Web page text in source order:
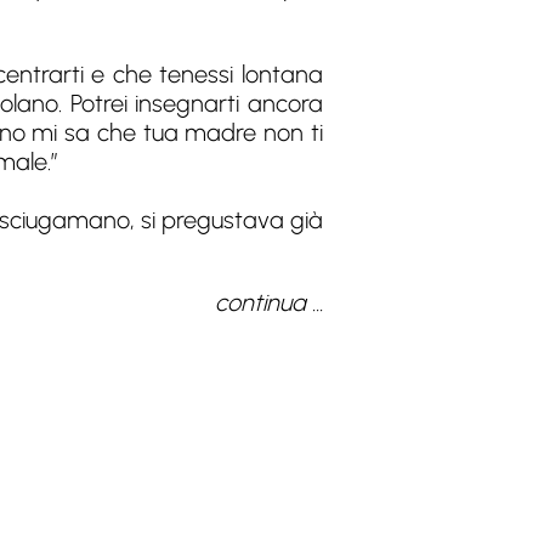
e che tenessi lontana
Potrei insegnarti ancora
mi sa che tua madre non ti
si pregustava già
continua ...